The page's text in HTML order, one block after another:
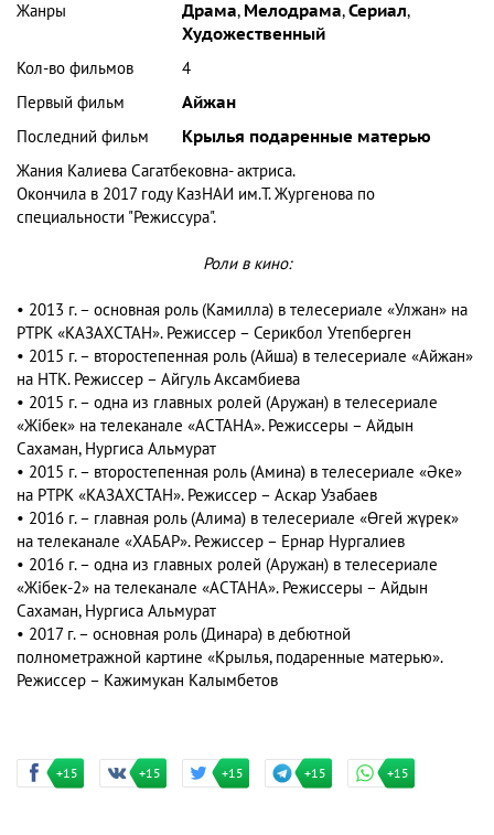
Жанры
Драма, Мелодрама,Сериал,
Художественный
Кол-во фильмов
4
Первый фильм
Айжан
Последний фильм
Крылья подаренные матерью
Жания Калиева Сагатбековна- актриса.
Окончила в 2017 году КазНАИ им.Т. Жургенова по
специальности "Режиссура".
Роли в кино:
• 2013 г. – основная роль (Камилла) в телесериале «Улжан» на
РТРК «КАЗАХСТАН». Режиссер – Серикбол Утепберген
• 2015 г. – второстепенная роль (Айша) в телесериале «Айжан»
на НТК. Режиссер – Айгуль Аксамбиева
• 2015 г. – одна из главных ролей (Аружан) в телесериале
«Жібек» на телеканале «АСТАНА». Режиссеры – Айдын
Сахаман, Нургиса Альмурат
• 2015 г. – второстепенная роль (Амина) в телесериале «Әке»
на РТРК «КАЗАХСТАН». Режиссер – Аскар Узабаев
• 2016 г. – главная роль (Алима) в телесериале «Өгей жүрек»
на телеканале «ХАБАР». Режиссер – Ернар Нургалиев
• 2016 г. – одна из главных ролей (Аружан) в телесериале
«Жібек-2» на телеканале «АСТАНА». Режиссеры – Айдын
Сахаман, Нургиса Альмурат
• 2017 г. – основная роль (Динара) в дебютной
полнометражной картине «Крылья, подаренные матерью».
Режиссер – Кажимукан Калымбетов
+15 +15 +15 +15 +15